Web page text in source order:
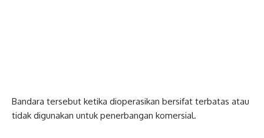
Bandara tersebut ketika dioperasikan bersifat terbatas atau
tidak digunakan untuk penerbangan komersial.